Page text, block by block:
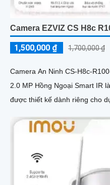
Camera EZVIZ CS H8c
1,500,000 ₫ 1,700,000 ₫
Camera An Ninh CS-H8c-
2.0 MP Hồng Ngoại Smart IR
được thiết kế dành riêng cho